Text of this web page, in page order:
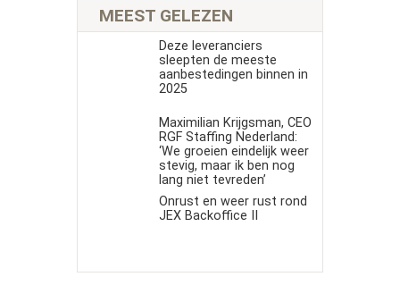
MEEST GELEZEN
Deze leveranciers
sleepten de meeste
aanbestedingen binnen in
2025
Maximilian Krijgsman, CEO
RGF Staffing Nederland:
‘We groeien eindelijk weer
stevig, maar ik ben nog
lang niet tevreden’
Onrust en weer rust rond
JEX Backoffice II